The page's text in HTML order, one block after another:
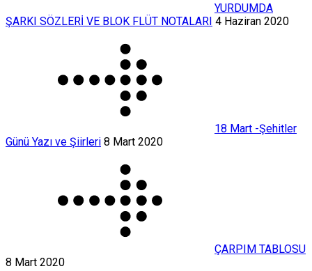
YURDUMDA
ŞARKI SÖZLERİ VE BLOK FLÜT NOTALARI 4 Haziran 2020
18 Mart -Şehitler
Günü Yazı ve Şiirleri 8 Mart 2020
ÇARPIM TABLOSU
8 Mart 2020